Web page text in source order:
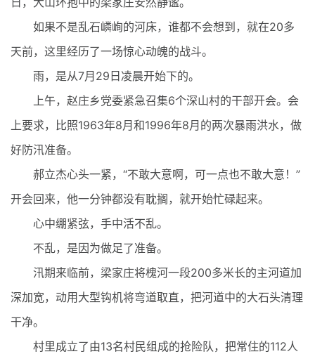
如果不是乱石嶙峋的河床，谁都不会想到，就在20多
天前，这里经历了一场惊心动魄的战斗。
雨，是从7月29日凌晨开始下的。
上午，赵庄乡党委紧急召集6个深山村的干部开会。会
上要求，比照1963年8月和1996年8月的两次暴雨洪水，做
好防汛准备。
郝立杰心头一紧，“不敢大意啊，可一点也不敢大意！”
开会回来，他一分钟都没有耽搁，就开始忙碌起来。
心中绷紧弦，手中活不乱。
不乱，是因为做足了准备。
汛期来临前，梁家庄将槐河一段200多米长的主河道加
深加宽，动用大型钩机将弯道取直，把河道中的大石头清理
干净。
村里成立了由13名村民组成的抢险队，把常住的112人